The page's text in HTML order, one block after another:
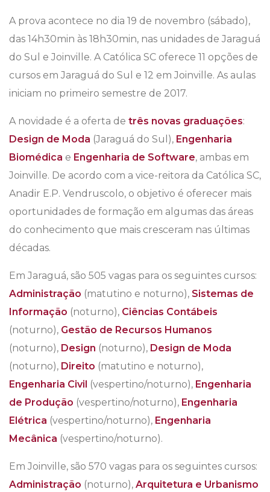
A prova acontece no dia 19 de novembro (sábado),
das 14h30min às 18h30min, nas unidades de Jaraguá
do Sul e Joinville. A Católica SC oferece 11 opções de
cursos em Jaraguá do Sul e 12 em Joinville. As aulas
iniciam no primeiro semestre de 2017.
A novidade é a oferta de três novas graduações:
Design de Moda (Jaraguá do Sul), Engenharia
Biomédica e Engenharia de Software, ambas em
Joinville. De acordo com a vice-reitora da Católica SC,
Anadir E.P. Vendruscolo, o objetivo é oferecer mais
oportunidades de formação em algumas das áreas
do conhecimento que mais cresceram nas últimas
décadas.
Em Jaraguá, são 505 vagas para os seguintes cursos:
Administração (matutino e noturno), Sistemas de
Informação (noturno), Ciências Contábeis
(noturno), Gestão de Recursos Humanos
(noturno), Design (noturno), Design de Moda
(noturno), Direito (matutino e noturno),
Engenharia Civil (vespertino/noturno), Engenharia
de Produção (vespertino/noturno), Engenharia
Elétrica (vespertino/noturno), Engenharia
Mecânica (vespertino/noturno).
Em Joinville, são 570 vagas para os seguintes cursos:
Administração (noturno), Arquitetura e Urbanismo